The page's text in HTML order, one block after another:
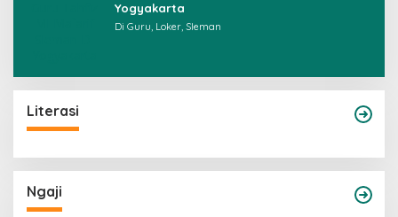
Yogyakarta
Di Guru, Loker, Sleman
Literasi
Ngaji